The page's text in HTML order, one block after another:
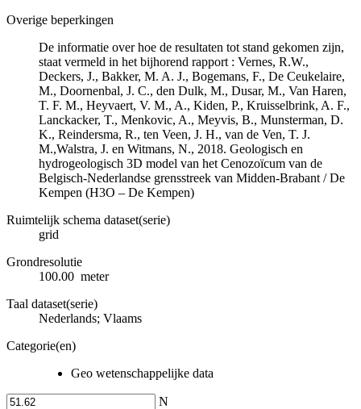
Overige beperkingen
De informatie over hoe de resultaten tot stand gekomen zijn,
staat vermeld in het bijhorend rapport : Vernes, R.W.,
Deckers, J., Bakker, M. A. J., Bogemans, F., De Ceukelaire,
M., Doornenbal, J. C., den Dulk, M., Dusar, M., Van Haren,
T. F. M., Heyvaert, V. M., A., Kiden, P., Kruisselbrink, A. F.,
Lanckacker, T., Menkovic, A., Meyvis, B., Munsterman, D.
K., Reindersma, R., ten Veen, J. H., van de Ven, T. J.
M.,Walstra, J. en Witmans, N., 2018. Geologisch en
hydrogeologisch 3D model van het Cenozoïcum van de
Belgisch-Nederlandse grensstreek van Midden-Brabant / De
Kempen (H3O – De Kempen)
Ruimtelijk schema dataset(serie)
grid
Grondresolutie
100.00 meter
Taal dataset(serie)
Nederlands; Vlaams
Categorie(en)
Geo wetenschappelijke data
N